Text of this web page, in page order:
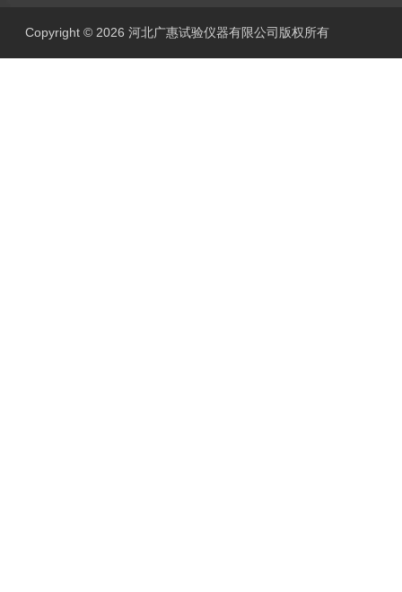
Copyright © 2026 河北广惠试验仪器有限公司版权所有